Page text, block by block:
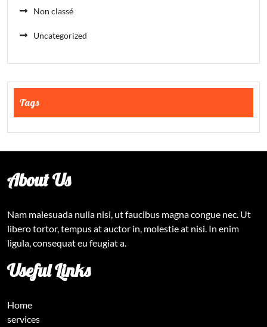
Non classé
Uncategorized
Tags
About Us
Nam malesuada nulla nisi, ut faucibus magna congue nec. Ut
libero tortor, tempus at auctor in, molestie at nisi. In enim
ligula, consequat eu feugiat a.
Useful Links
Home
services